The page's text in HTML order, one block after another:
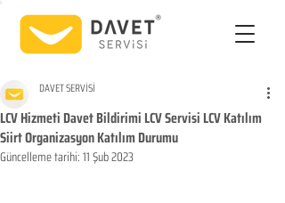
LCV Hizmeti Davet Bildirimi LCV Servisi LCV Katılım
Siirt Organizasyon Katılım Durumu
DAVET SERVİSİ
Güncelleme tarihi:11 Şub 2023